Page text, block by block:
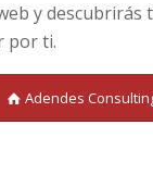
y descubrirás
por ti.
Adendes